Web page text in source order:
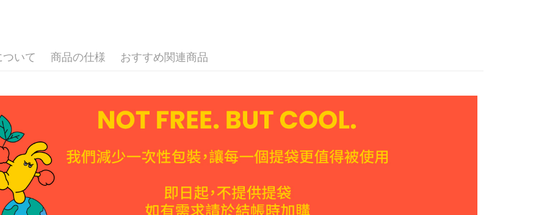
（例：予約商品や商品到着日が比較的遅い商品）。そのため、商品到着
の有無に関わらず、AFTEEで指定された期限内にお支払いください。
1.初回 AFTEEを ご利用の際に、認証結果及び当社の審査の結果に基づ
き、限度額が設定されます。
3.現在、台湾の会員のみご利用いただけます。
三、利用規約「AFTEE代金後払い」（以下当サービスという）はネット
付款後7-11取貨
配送毎にNT$60、NT$1,000以上で送料無料
7-11取貨(快速到店)
配送毎にNT$85、NT$1,200以上で送料無料
本島宅配
配送毎にNT$120、NT$1,500以上で送料無料
いて 商品の仕様 おすすめ関連商品